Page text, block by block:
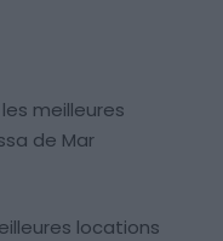
meilleures
de Mar
locations